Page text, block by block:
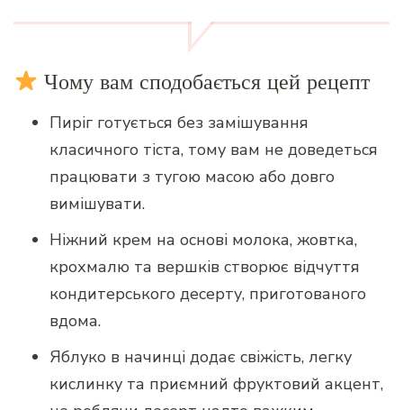
Чому вам сподобається цей рецепт
Пиріг готується без замішування
класичного тіста, тому вам не доведеться
працювати з тугою масою або довго
вимішувати.
Ніжний крем на основі молока, жовтка,
крохмалю та вершків створює відчуття
кондитерського десерту, приготованого
вдома.
Яблуко в начинці додає свіжість, легку
кислинку та приємний фруктовий акцент,